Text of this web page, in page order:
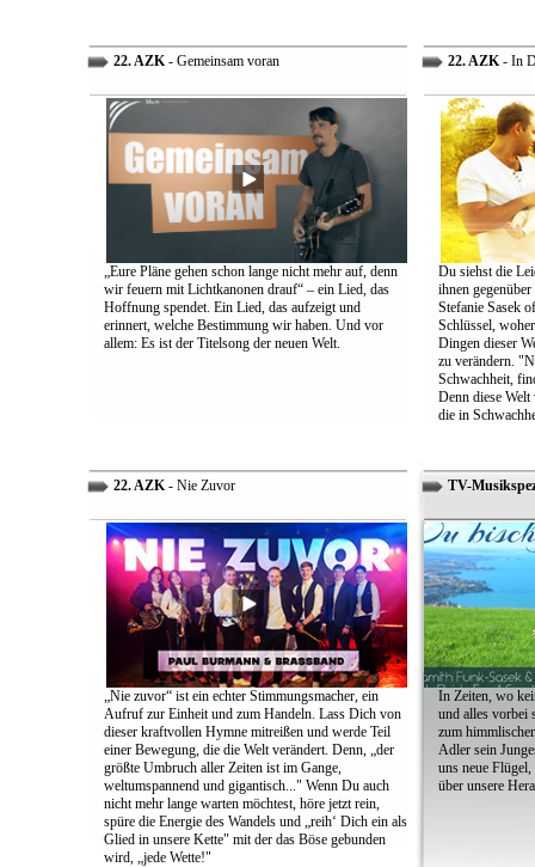
22. AZK- Gemeinsam voran
„Eure Pläne gehen schon lange nicht mehr auf, denn
wir feuern mit Lichtkanonen drauf“ – ein Lied, das
Hoffnung spendet. Ein Lied, das aufzeigt und
erinnert, welche Bestimmung wir haben. Und vor
allem: Es ist der Titelsong der neuen Welt.
22. AZK- In
Du siehst die
ihnen
Stefanie Sasek
Schlüssel,
Dingen dieser
zu verändern.
Schwachheit,
Denn diese Welt
die in
22. AZK- Nie Zuvor
„Nie zuvor“ ist ein echter Stimmungsmacher, ein
Aufruf zur Einheit und zum Handeln. Lass Dich von
dieser kraftvollen Hymne mitreißen und werde Teil
einer Bewegung, die die Welt verändert. Denn, „der
größte Umbruch aller Zeiten ist im Gange,
weltumspannend und gigantisch..." Wenn Du auch
nicht mehr lange warten möchtest, höre jetzt rein,
spüre die Energie des Wandels und „reih‘ Dich ein als
Glied in unsere Kette" mit der das Böse gebunden
wird, „jede Wette!"
TV-
In Zeiten, wo
und alles vorbei
zum
Adler sein
uns neue
über unsere